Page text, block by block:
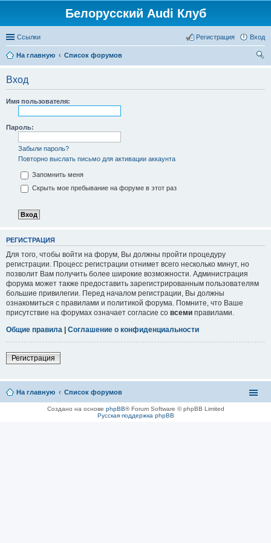
Белорусский Audi Клуб
Ссылки Вход
Регистрация
На главную
Список форумов
Вход
Имя пользователя:
Пароль:
Забыли пароль?
Повторно выслать письмо для активации аккаунта
Запомнить меня
Скрыть мое пребывание на форуме в этот раз
РЕГИСТРАЦИЯ
Для того, чтобы войти на форум, Вы должны пройти процедуру
регистрации. Процесс регистрации отнимет всего несколько минут, но
позволит Вам получить более широкие возможности. Администрация
форума может также предоставить зарегистрированным пользователям
большие привилегии. Перед началом регистрации, Вы должны
ознакомиться с правилами и политикой форума. Помните, что Ваше
присутствие на форумах означает согласие со всеми правилами.
Общие правила | Соглашение о конфиденциальности
Регистрация
На главную Список форумов
Создано на основе phpBB® Forum Software © phpBB Limited
Русская поддержка phpBB